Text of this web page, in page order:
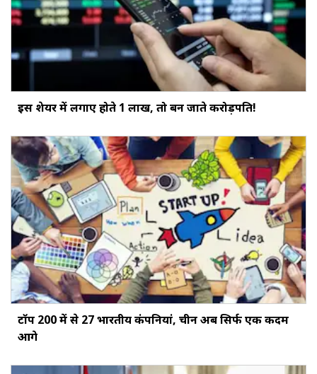
इस शेयर में लगाए होते ₹1 लाख, तो बन जाते करोड़पति!
टॉप 200 में से 27 भारतीय कंपनियां, चीन अब सिर्फ एक कदम
आगे